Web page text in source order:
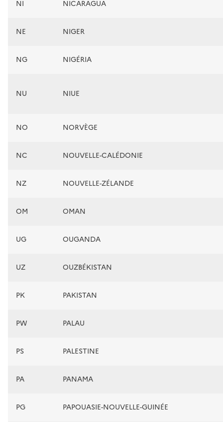
NI NICARAGUA
NE NIGER
NG NIGÉRIA
NU NIUE
NO NORVÈGE
NC NOUVELLE-CALÉDONIE
NZ NOUVELLE-ZÉLANDE
OM OMAN
UG OUGANDA
UZ OUZBÉKISTAN
PK PAKISTAN
PW PALAU
PS PALESTINE
PA PANAMA
PG PAPOUASIE-NOUVELLE-GUINÉE